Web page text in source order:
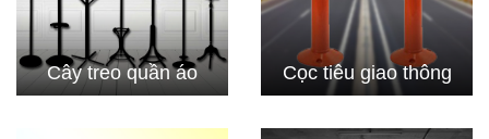
Cây treo quần áo Cọc tiêu giao thông